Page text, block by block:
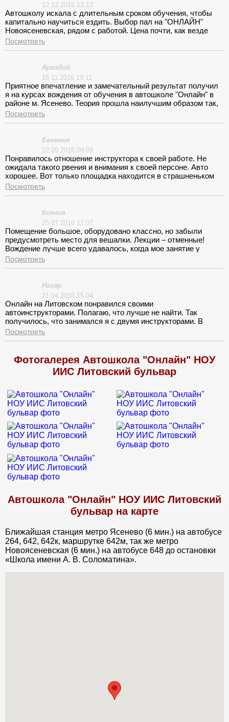
12.12.2016 13:12
Автошколу искала с длительным сроком обучения, чтобы
капитально научиться ездить. Выбор пал на "ОНЛАЙН"
Новоясеневская, рядом с работой. Цена почти, как везде
38000 руб., а срок побольше 4,5 мес. Мои ожидания
оправдались, параллельно с теорией начались занятия по
автодроме, основательно овладела ездой по городу.
Инструктор молодец постарался.
Посмотреть
Аркадий
16.11.2016 19:11
Приятное впечатление и замечательный результат получил
я на курсах вождения от обучения в автошколе "Онлайн" в
районе м. Ясенево. Теория прошла наилучшим образом так,
как я обучался виртуально и сдавал экзамен ПДД в режиме
онлайна. Инструктор Константин Сергеевич подъезжал
мне не довелось отрываться от производства. Меня вполне
удовлетворила такая форма обучения. Цена вполне
приемлемая.
Посмотреть
Евгения
22.09.2016 09:09
Понравилось отношение инструктора к своей работе. Не
ожидала такого рвения и внимания к своей персоне. Авто
хорошее. Вот только площадка находится в страшненьком
месте на каком-то пустыре. Спасибо, что инструктор туда
Посмотреть
Ксения
25.07.2016 12:07
Помещение большое, оборудовано классно, но забыли
предусмотреть место для вешалки. Лекции – отменные!
Вождение лучше всего удавалось, когда мое занятие у
инструктора было первым и его никто не раздраконил. Об
остальных лучше не вспоминать!
Посмотреть
Назар
21.04.2016 15:04
Онлайн на Литовском понравился своими
автоинструкторами. Полагаю, что лучше не найти. Так
получилось, что занимался я с двумя инструкторами. В
автошколе произошла какая-то заминка и моего инструктора,
кстати супер профи, по не понятным мне причинам, сняли с
я согласился на другого. Если честно не ждал ничего
хорошего, а напрасно. Он оказался классным инструктором и
я остался доволен вождением.
Посмотреть
Фотогалерея Автошкола "Онлайн" НОУ
ИИС Литовский бульвар
Автошкола "Онлайн" НОУ ИИС Литовский
бульвар на карте
Ближайшая станция метро Ясенево (6 мин.) на автобусе
264, 642, 642к, маршрутке 642м, так же метро
Новоясеневская (6 мин.) на автобусе 648 до остановки
«Школа имени А. В. Соломатина».